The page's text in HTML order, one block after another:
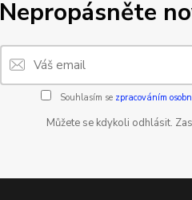
Nepropásněte
Souhlasím se zpracováním
Můžete se kdykoli odhlásit.